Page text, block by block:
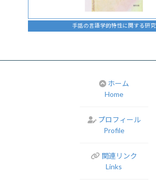
手話の言語学的特性に関する研究
ホーム
Home
プロフィール
Profile
関連リンク
Links